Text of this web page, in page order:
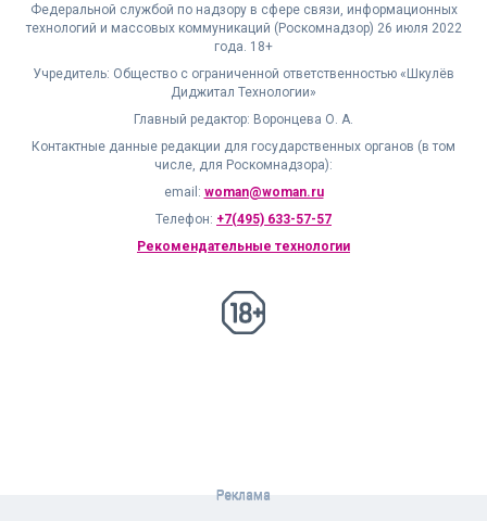
Федеральной службой по надзору в сфере связи, информационных
технологий и массовых коммуникаций (Роскомнадзор) 26 июля 2022
года. 18+
Учредитель: Общество с ограниченной ответственностью «Шкулёв
Диджитал Технологии»
Главный редактор: Воронцева О. А.
Контактные данные редакции для государственных органов (в том
числе, для Роскомнадзора):
email: woman@woman.ru
Телефон: +7(495) 633-57-57
Рекомендательные технологии
18+